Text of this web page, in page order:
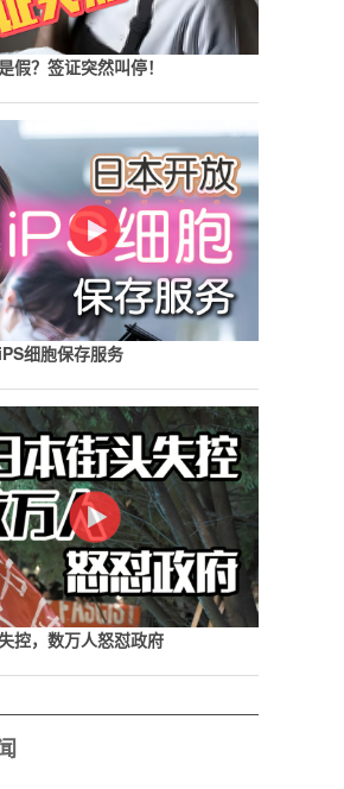
假？签证突然叫停！
细胞保存服务
控，数万人怒怼政府